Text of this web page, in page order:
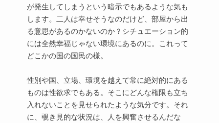
が発生してしまうという暗示でもあるような気も
します。二人は幸せそうなのだけど、部屋から出
る意思があるのかないのか？シチュエーション的
には全然幸福じゃない環境にあるのに。これって
どこかの国の国民の様。
性別や国、立場、環境を越えて常に絶対的にある
ものは性欲求でもある。そこにどんな権限も立ち
入れないことを見せられたような気分です。それ
に、覗き見的な状況は、人を興奮させるんだな